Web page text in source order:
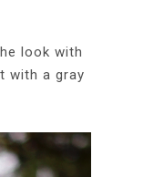
look with
with a gray